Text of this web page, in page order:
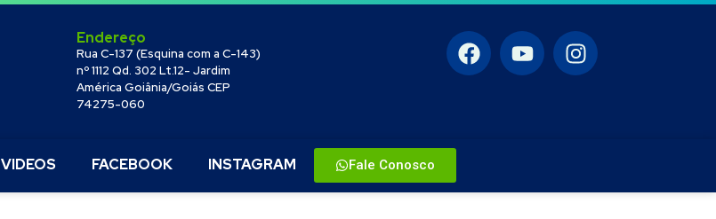
Endereço
Rua C-137 (Esquina com a C-143)
nº 1112 Qd. 302 Lt.12- Jardim
América Goiânia/Goiás CEP
74275-060
VIDEOS FACEBOOK INSTAGRAM Fale Conosco